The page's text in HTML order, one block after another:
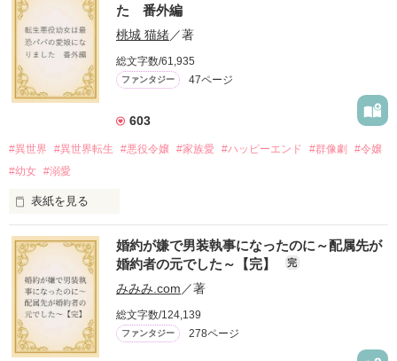
た 番外編
桃城 猫緒／著
総文字数/61,935
ファンタジー 47ページ
603
#異世界 #異世界転生 #悪役令嬢 #家族愛 #ハッピーエンド #群像劇
#令嬢
#幼女 #溺愛
表紙を見る
『転生悪役幼女は最恐パパの愛娘になりました』
番外編です。
※本編のネタバレを含みます。
2025.9.26
『Petit Chapter3 愛と呼ぶもの』を
婚約が嫌で男装執事になったのに～配属先が
婚約者の元でした～【完】
完
みみみ.com／著
総文字数/124,139
ファンタジー 278ページ